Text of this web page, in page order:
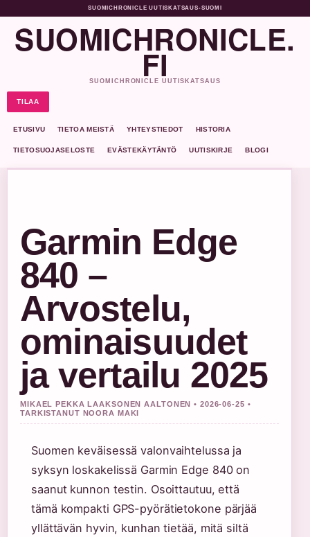
SUOMICHRONICLE UUTISKATSAUS•SUOMI
SUOMICHRONICLE.
FI
SUOMICHRONICLE UUTISKATSAUS
TILAA
ETUSIVU TIETOA MEISTÄ YHTEYSTIEDOT HISTORIA
TIETOSUOJASELOSTE EVÄSTEKÄYTÄNTÖ UUTISKIRJE BLOGI
Garmin Edge
840 –
Arvostelu,
ominaisuudet
ja vertailu 2025
MIKAEL PEKKA LAAKSONEN AALTONEN • 2026-06-25 •
TARKISTANUT NOORA MAKI
Suomen keväisessä valonvaihtelussa ja
syksyn loskakelissä Garmin Edge 840 on
saanut kunnon testin. Osoittautuu, että
tämä kompakti GPS-pyörätietokone pärjää
yllättävän hyvin, kunhan tietää, mitä siltä